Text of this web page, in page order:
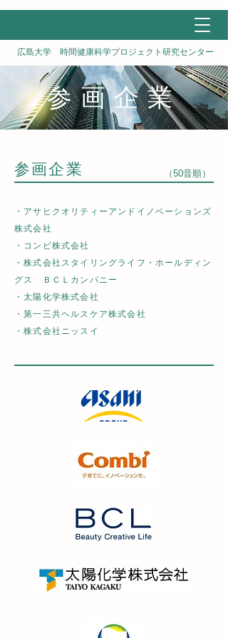
広島大学 時間健康科学プロジェクト研究センター
参画企業
参画企業 （50音順）
・アサヒクオリティーアンドイノベーションズ
株式会社
・コンビ株式会社
・株式会社スタイリングライフ・ホールディン
グス ＢＣＬカンパニー
・太陽化学株式会社
・第一三共ヘルスケア株式会社
・株式会社ニッスイ